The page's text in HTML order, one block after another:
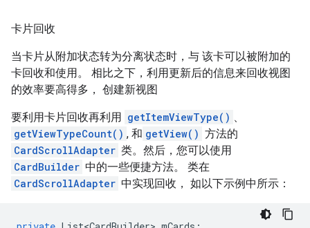
卡片回收
当卡片从附加状态转为分离状态时，与 该卡可以被附加的
卡回收和使用。 相比之下，利用更新后的信息来回收视图
的效率要高得多， 创建新视图
要利用卡片回收再利用 getItemViewType() 、
getViewTypeCount() , 和 getView() 方法的
CardScrollAdapter 类。然后，您可以使用
CardBuilder 中的一些便捷方法。 类在
CardScrollAdapter 中实现回收， 如以下示例中所示：